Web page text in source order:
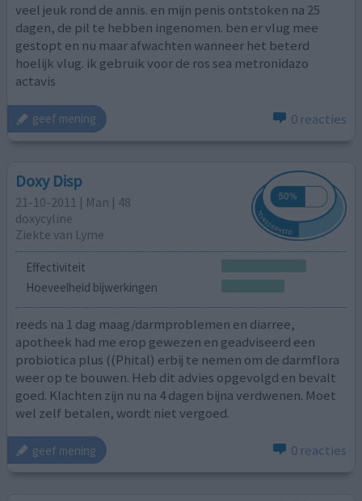
veel jeuk rond de annis. en mijn penis ontstoken na 25
dagen, de pil te hebben ingenomen. ben er vlug mee
gestopt en nu maar afwachten wanneer het beterd
hoelijk vlug. ik gebruik voor de ros sea metronidazo
actavis
geef mening 0 reacties
Doxy Disp
21-10-2011 | Man | 48
doxycyline
Ziekte van Lyme
Effectiviteit
Hoeveelheid bijwerkingen
reeds na 1 dag maag/darmproblemen en diarree,
apotheek had me erop gewezen en geadviseerd een
probiotica plus ((Phital) erbij te nemen om de darmflora
weer op te bouwen. Heb dit advies opgevolgd en bevalt
goed. Klachten zijn nu na 4 dagen bijna verdwenen. Moet
wel zelf betalen, wordt niet vergoed.
geef mening 0 reacties